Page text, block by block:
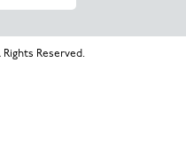
Reserved.